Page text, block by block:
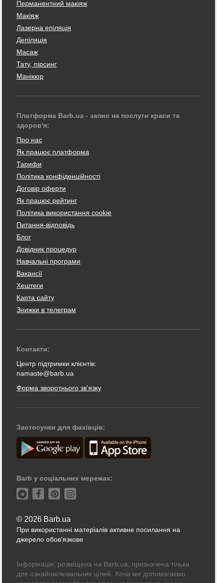
Перманентний макіяж
Макіяж
Лазерна епіляція
Депіляція
Масаж
Тату, пірсинг
Манікюр
Платформа Barb.ua - запис на послуги краси та
здоров'я:
Про нас
Як працює платформа
Тарифи
Політика конфіденційності
Договір оферти
Як працює рейтинг
Політика використання cookie
Питання-відповідь
Блог
Довідник процедур
Навчальні програми
Вакансії
Хештеги
Карта сайту
Знижки в телеграм
Контакти:
Центр підтримки клієнтів:
namaste@barb.ua
Форма зворотнього зв'язку
Застосунки для фахівців:
Barb у соціальних мережах:
© 2026 Barb.ua
При використанні матеріалів активне посилання на
джерело обов'язкове
Інформація, розміщена на Barb.ua, призначена тільки
для ознайомлювальних цілей. Хоча ми допомагаємо